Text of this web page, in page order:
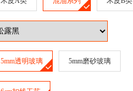
5mm透明玻璃 5mm磨砂玻璃